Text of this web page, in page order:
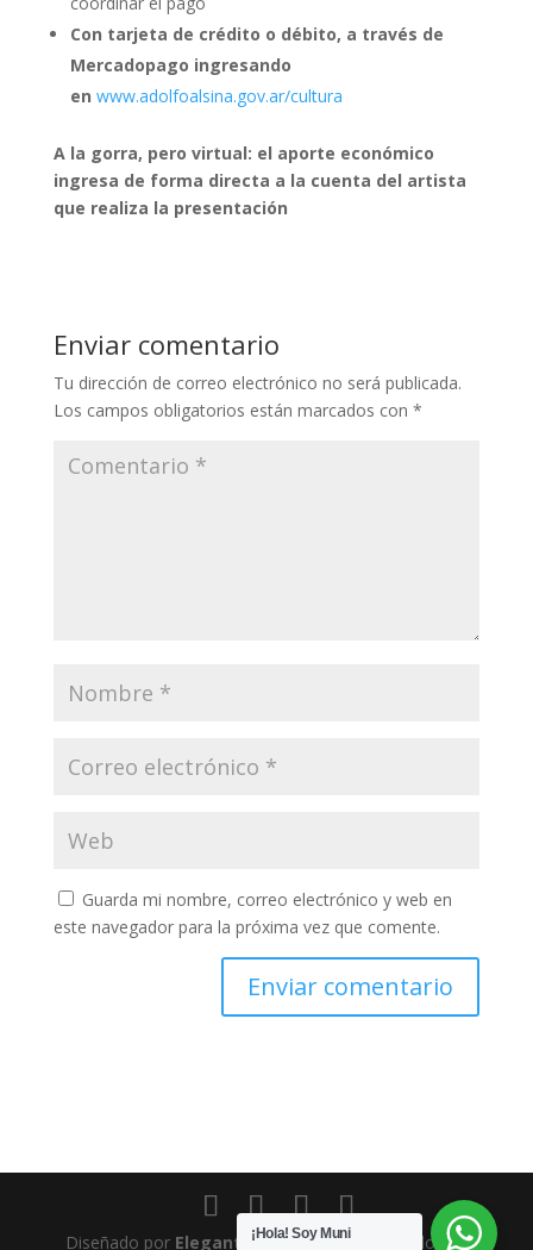
Con tarjeta de crédito o débito, a través de
Mercadopago ingresando
en www.adolfoalsina.gov.ar/cultura
A la gorra, pero virtual: el aporte económico
ingresa de forma directa a la cuenta del artista
que realiza la presentación
Enviar comentario
Tu dirección de correo electrónico no será publicada.
Los campos obligatorios están marcados con *
Guarda mi nombre, correo electrónico y web en
este navegador para la próxima vez que comente.
Diseñado por Elegant Themes| Desarrollado por
¡Hola! Soy Muni